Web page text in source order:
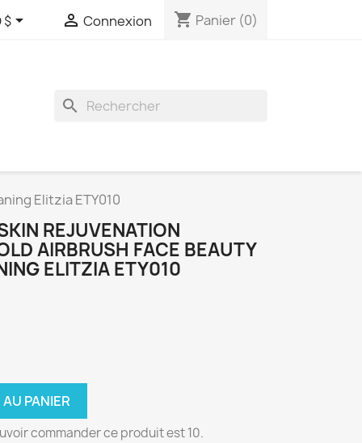
$  Connexion shopping_cart Panier (0)
search
Elitzia ETY010
REJUVENATION
AIRBRUSH FACE BEAUTY
ELITZIA ETY010
PANIER
commander ce produit est 10.